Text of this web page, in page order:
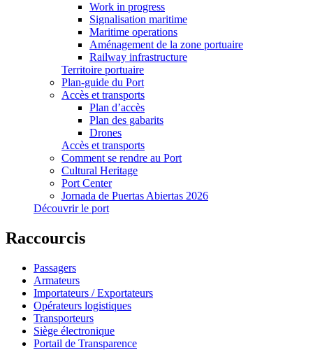
Work in progress
Signalisation maritime
Maritime operations
Aménagement de la zone portuaire
Railway infrastructure
Territoire portuaire
Plan-guide du Port
Accès et transports
Plan d’accès
Plan des gabarits
Drones
Accès et transports
Comment se rendre au Port
Cultural Heritage
Port Center
Jornada de Puertas Abiertas 2026
Découvrir le port
Raccourcis
Passagers
Armateurs
Importateurs / Exportateurs
Opérateurs logistiques
Transporteurs
Siège électronique
Portail de Transparence